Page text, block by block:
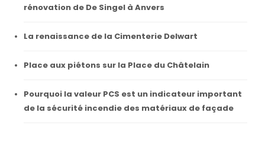
rénovation de De Singel à Anvers
La renaissance de la Cimenterie Delwart
Place aux piétons sur la Place du Châtelain
Pourquoi la valeur PCS est un indicateur important
de la sécurité incendie des matériaux de façade